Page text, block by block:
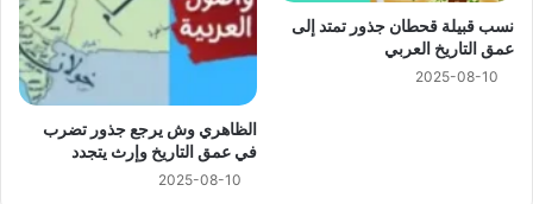
نسب قبيلة قحطان جذور تمتد إلى
عمق التاريخ العربي
2025-08-10
الظاهري وش يرجع جذور تضرب
في عمق التاريخ وإرث يتجدد
2025-08-10